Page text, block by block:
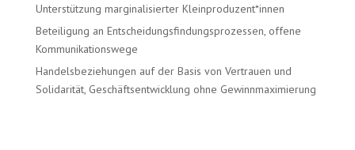
Unterstützung marginalisierter Kleinproduzent*innen
Beteiligung an Entscheidungsfindungsprozessen, offene
Kommunikationswege
Handelsbeziehungen auf der Basis von Vertrauen und
Solidarität, Geschäftsentwicklung ohne Gewinnmaximierung